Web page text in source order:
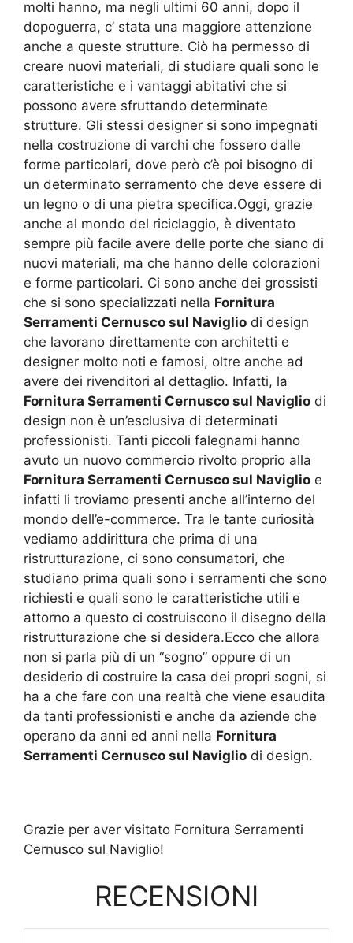
molti hanno, ma negli ultimi 60 anni, dopo il
dopoguerra, c’ stata una maggiore attenzione
anche a queste strutture. Ciò ha permesso di
creare nuovi materiali, di studiare quali sono le
caratteristiche e i vantaggi abitativi che si
possono avere sfruttando determinate
strutture. Gli stessi designer si sono impegnati
nella costruzione di varchi che fossero dalle
forme particolari, dove però c’è poi bisogno di
un determinato serramento che deve essere di
un legno o di una pietra specifica.Oggi, grazie
anche al mondo del riciclaggio, è diventato
sempre più facile avere delle porte che siano di
nuovi materiali, ma che hanno delle colorazioni
e forme particolari. Ci sono anche dei grossisti
che si sono specializzati nella Fornitura
Serramenti Cernusco sul Naviglio di design
che lavorano direttamente con architetti e
designer molto noti e famosi, oltre anche ad
avere dei rivenditori al dettaglio. Infatti, la
Fornitura Serramenti Cernusco sul Naviglio di
design non è un’esclusiva di determinati
professionisti. Tanti piccoli falegnami hanno
avuto un nuovo commercio rivolto proprio alla
Fornitura Serramenti Cernusco sul Naviglio e
infatti li troviamo presenti anche all’interno del
mondo dell’e-commerce. Tra le tante curiosità
vediamo addirittura che prima di una
ristrutturazione, ci sono consumatori, che
studiano prima quali sono i serramenti che sono
richiesti e quali sono le caratteristiche utili e
attorno a questo ci costruiscono il disegno della
ristrutturazione che si desidera.Ecco che allora
non si parla più di un “sogno” oppure di un
desiderio di costruire la casa dei propri sogni, si
ha a che fare con una realtà che viene esaudita
da tanti professionisti e anche da aziende che
operano da anni ed anni nella Fornitura
Serramenti Cernusco sul Naviglio di design.
Grazie per aver visitato Fornitura Serramenti
Cernusco sul Naviglio!
RECENSIONI